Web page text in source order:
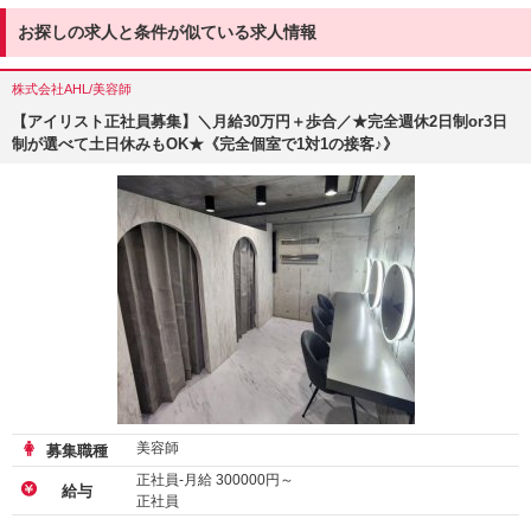
お探しの求人と条件が似ている求人情報
株式会社AHL/美容師
【アイリスト正社員募集】＼月給30万円＋歩合／★完全週休2日制or3日
制が選べて土日休みもOK★《完全個室で1対1の接客♪》
募集職種 美容師
給与
正社員-月給 300000円～
正社員